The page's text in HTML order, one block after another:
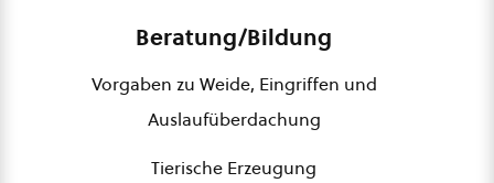
Beratung/Bildung
Vorgaben zu Weide, Eingriffen und
Auslaufüberdachung
Tierische Erzeugung